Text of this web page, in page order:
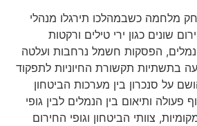
מלחמה כשבמהלכו תירגלו מנהלי
שונים כגון ירי טילים ורקטות
הפסקות חשמל נרחבות ועלטה
בתשתיות תקשורת החיוניות לתפקוד
על סנכרון בין מערכות הביטחון
פעולה ותיאום בין הנמלים לבין גופי
צוותי הביטחון וגופי החירום